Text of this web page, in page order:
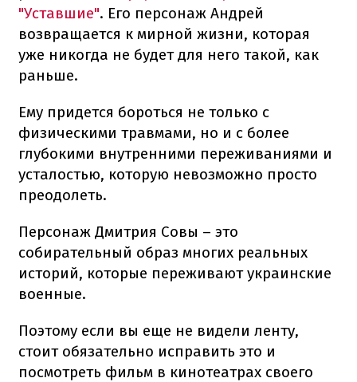
"Уставшие". Его персонаж Андрей
возвращается к мирной жизни, которая
уже никогда не будет для него такой, как
раньше.
Ему придется бороться не только с
физическими травмами, но и с более
глубокими внутренними переживаниями и
усталостью, которую невозможно просто
преодолеть.
Персонаж Дмитрия Совы – это
собирательный образ многих реальных
историй, которые переживают украинские
военные.
Поэтому если вы еще не видели ленту,
стоит обязательно исправить это и
посмотреть фильм в кинотеатрах своего